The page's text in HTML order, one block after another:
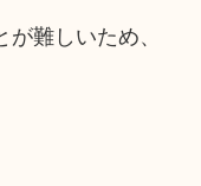
難しいため、